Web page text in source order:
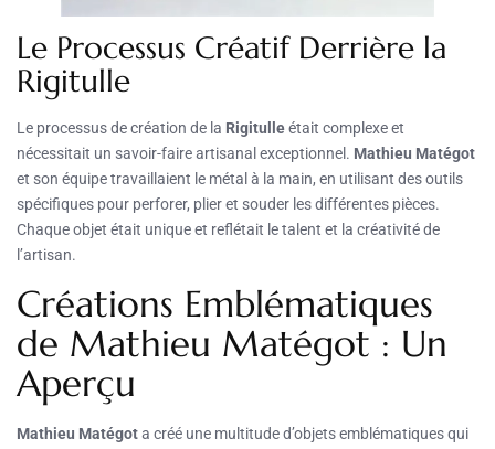
Le Processus Créatif Derrière la
Rigitulle
Le processus de création de la Rigitulleétait complexe et
nécessitait un savoir-faire artisanal exceptionnel. Mathieu Matégot
et son équipe travaillaient le métal à la main, en utilisant des outils
spécifiques pour perforer, plier et souder les différentes pièces.
Chaque objet était unique et reflétait le talent et la créativité de
l’artisan.
Créations Emblématiques
de Mathieu Matégot : Un
Aperçu
Mathieu Matégota créé une multitude d’objets emblématiques qui